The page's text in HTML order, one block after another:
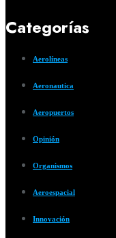
Categorías
Aerolíneas
Aeronautica
Aeropuertos
Opinión
Organismos
Aeroespacial
Innovación